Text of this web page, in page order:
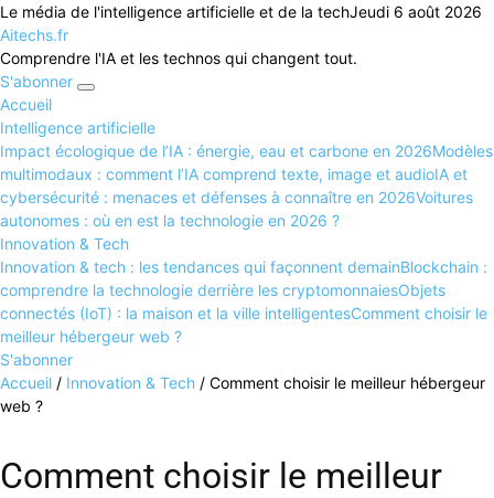
Le média de l'intelligence artificielle et de la techJeudi 6 août 2026
Aitechs.fr
Comprendre l'IA et les technos qui changent tout.
S'abonner
Accueil
Intelligence artificielle
Impact écologique de l’IA : énergie, eau et carbone en 2026Modèles
multimodaux : comment l’IA comprend texte, image et audioIA et
cybersécurité : menaces et défenses à connaître en 2026Voitures
autonomes : où en est la technologie en 2026 ?
Innovation & Tech
Innovation & tech : les tendances qui façonnent demainBlockchain :
comprendre la technologie derrière les cryptomonnaiesObjets
connectés (IoT) : la maison et la ville intelligentesComment choisir le
meilleur hébergeur web ?
S'abonner
Accueil / Innovation & Tech / Comment choisir le meilleur hébergeur
web ?
Comment choisir le meilleur